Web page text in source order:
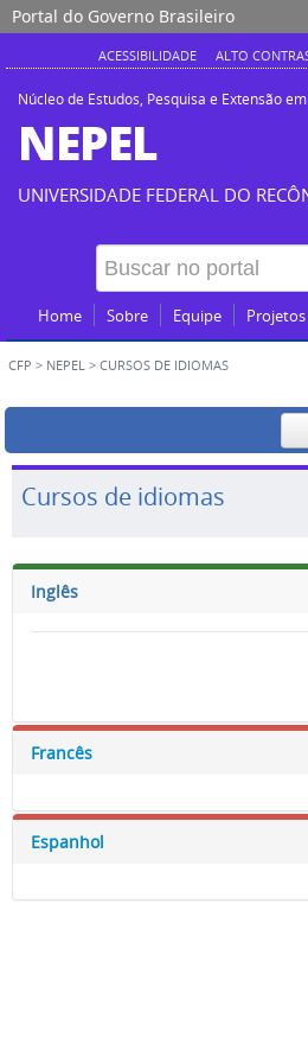
Portal do Governo Brasileiro
ACESSIBILIDADE ALTO
Núcleo de Estudos, Pesquisa e Extensão
NEPEL
UNIVERSIDADE FEDERAL DO
Home Sobre Equipe Projetos
CFP > NEPEL > CURSOS DE IDIOMAS
Cursos de idiomas
Inglês
Francês
Espanhol